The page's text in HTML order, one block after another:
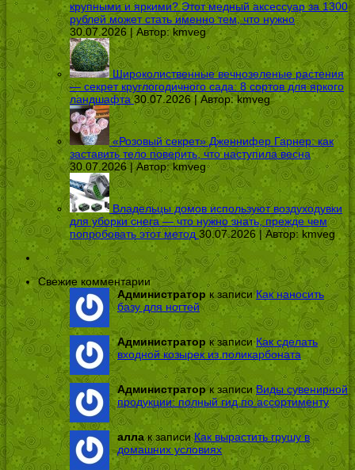
крупными и яркими? Этот медный аксессуар за 1300
рублей может стать именно тем, что нужно
30.07.2026 | Автор:kmveg
Широколиственные вечнозеленые растения
— секрет круглогодичного сада: 8 сортов для яркого
ландшафта 30.07.2026 | Автор:kmveg
«Розовый секрет» Дженнифер Гарнер: как
заставить тело поверить, что наступила весна
30.07.2026 | Автор:kmveg
Владельцы домов используют воздуходувки
для уборки снега — что нужно знать, прежде чем
попробовать этот метод 30.07.2026 | Автор: kmveg
Свежие комментарии
Администратор к записиКак наносить
базу для ногтей
Администраторк записиКак сделать
входной козырек из поликарбоната
Администраторк записиВиды сувенирной
продукции: полный гид по ассортименту
аллак записиКак вырастить грушу в
домашних условиях